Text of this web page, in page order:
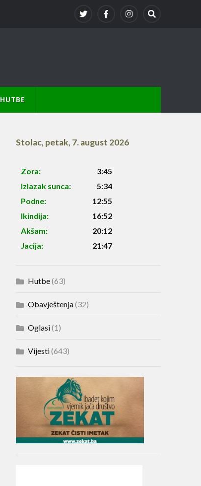
HUTBE
Stolac, petak, 7. august 2026
Zora:
3:45
Izlazak sunca:
5:34
Podne:
12:55
Ikindija:
16:52
Akšam:
20:12
Jacija:
21:47
Hutbe(63)
Obavještenja(32)
Oglasi(1)
Vijesti(643)